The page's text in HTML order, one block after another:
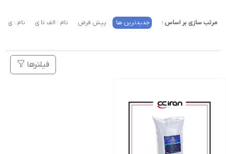
مرتب سازی بر اساس : جدیدترین ها پیش فرض نام : الف تا ی نام : ی
فیلترها